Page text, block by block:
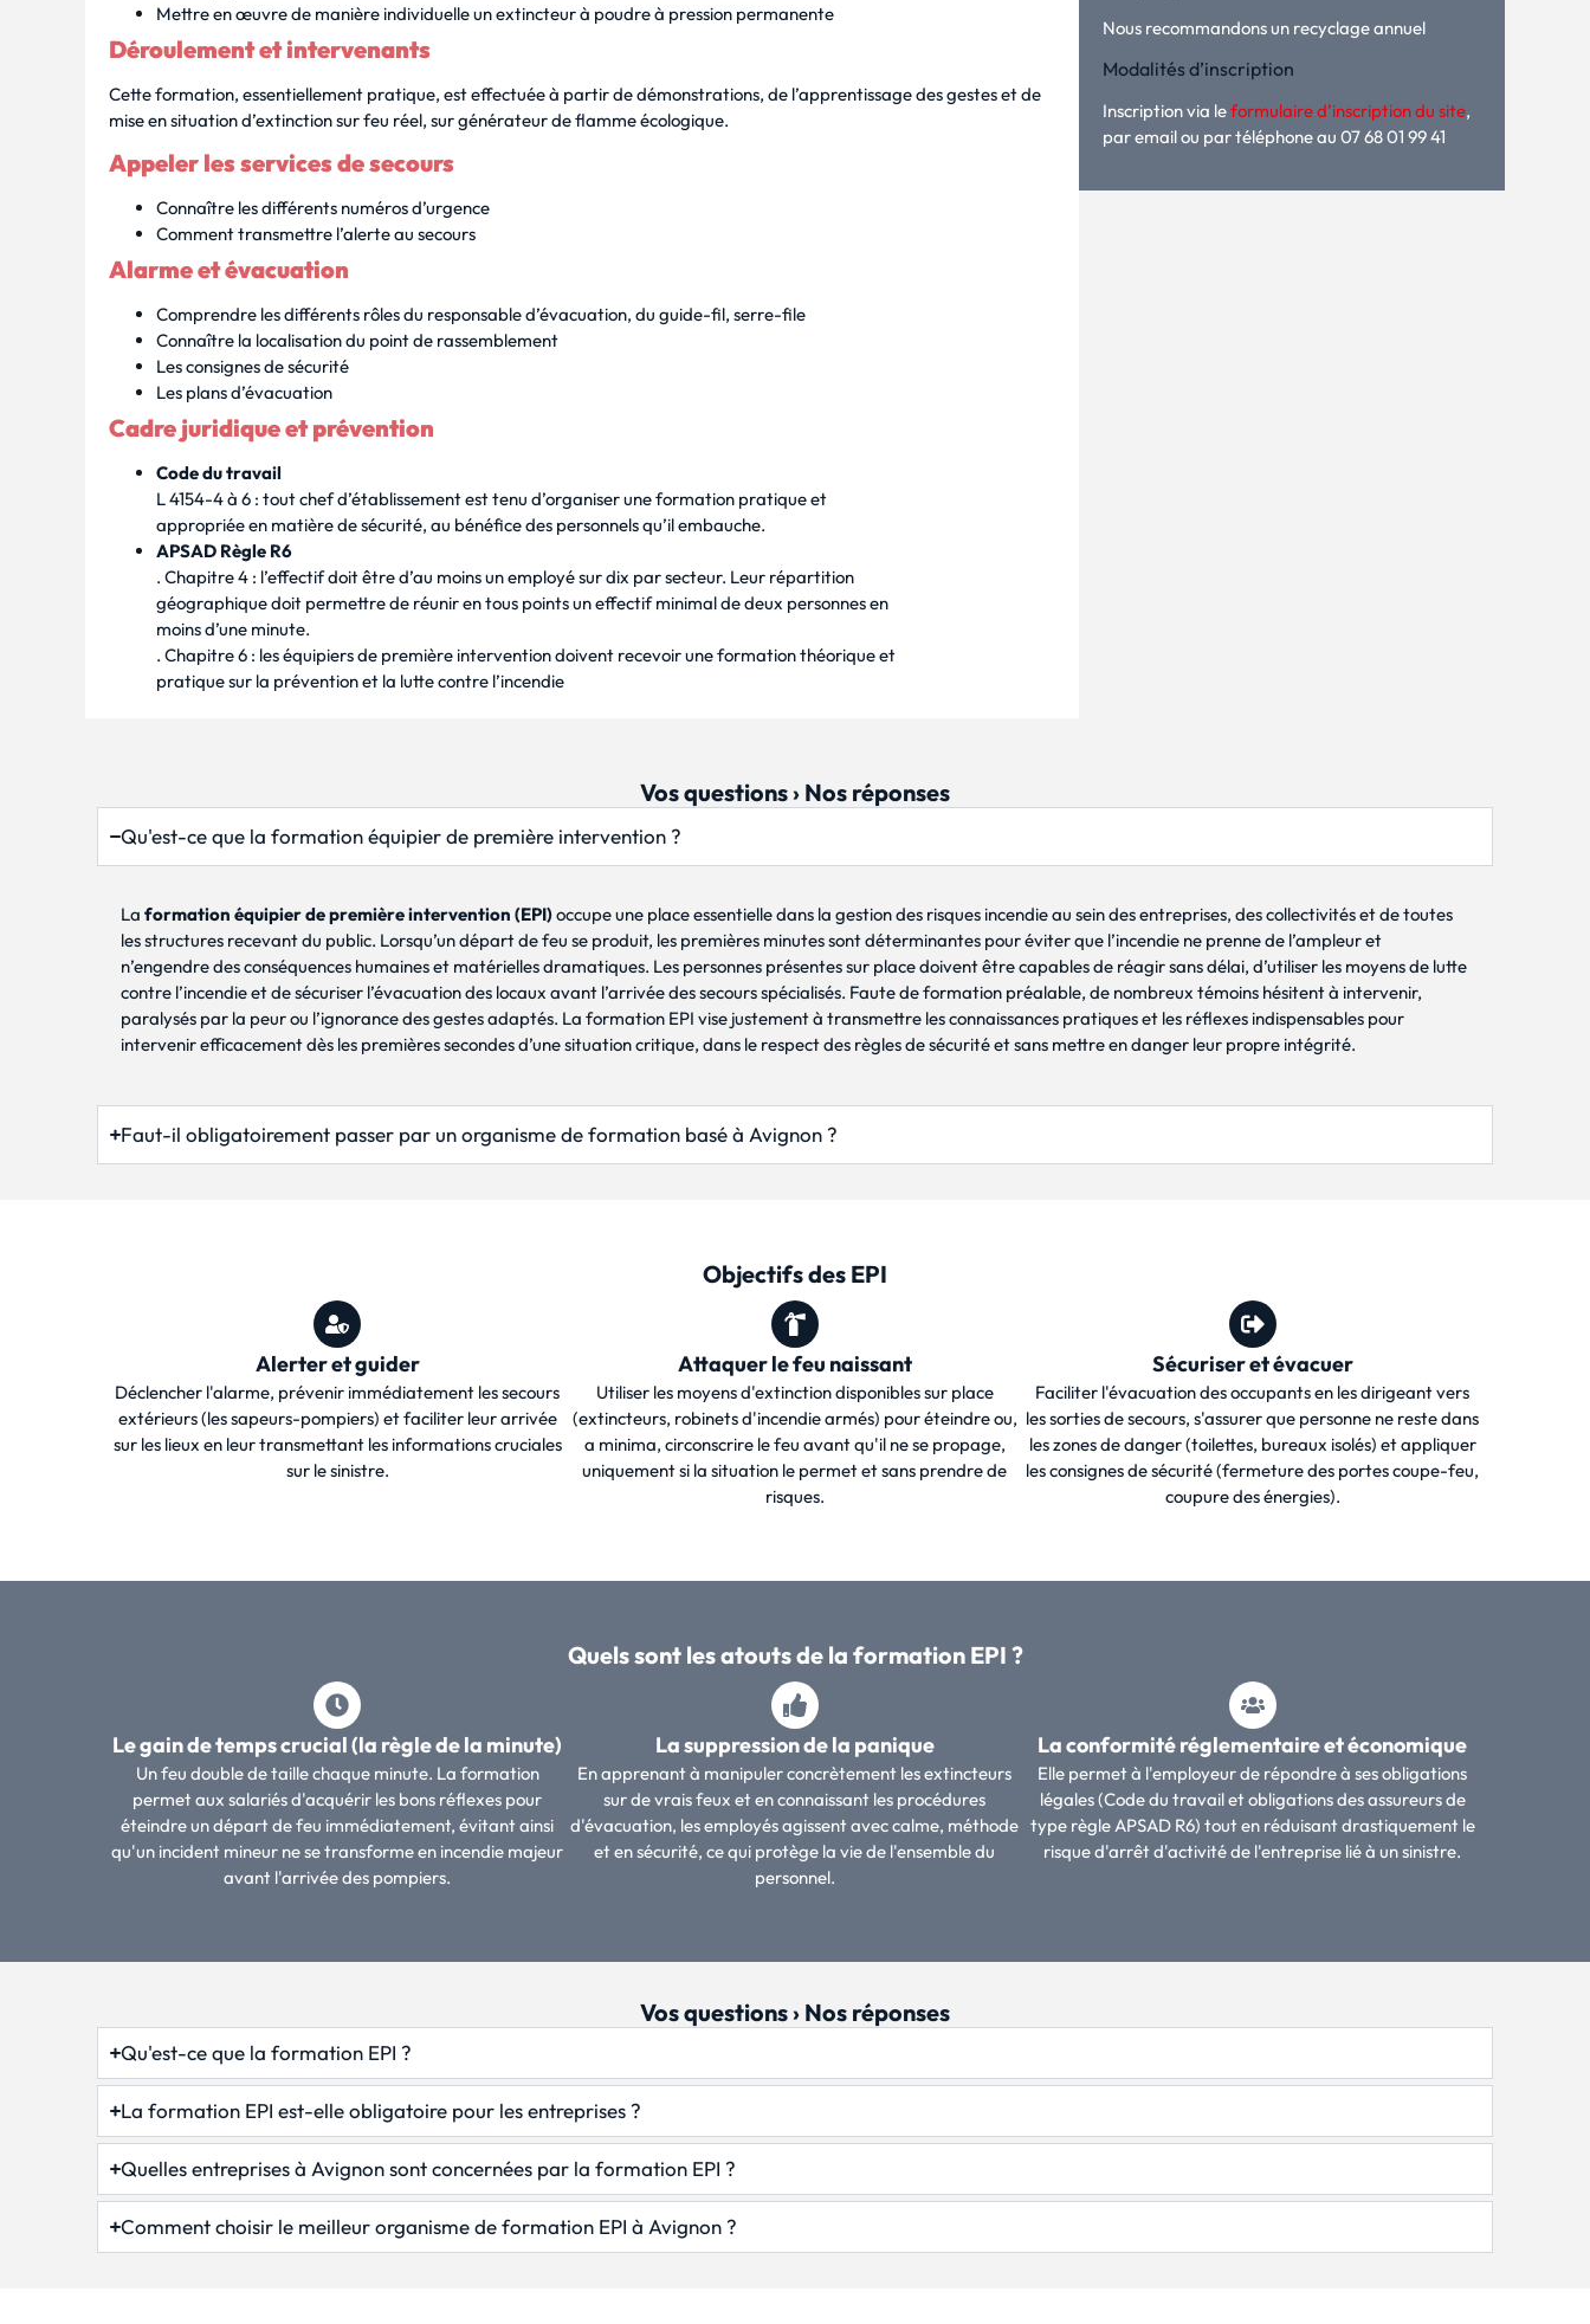
Mettre en œuvre de manière individuelle un extincteur à poudre à pression permanente
Déroulement et intervenants
Cette formation, essentiellement pratique, est effectuée à partir de démonstrations, de l’apprentissage des gestes et de
mise en situation d’extinction sur feu réel, sur générateur de flamme écologique.
Appeler les services de secours
Connaître les différents numéros d’urgence
Comment transmettre l’alerte au secours
Alarme et évacuation
Comprendre les différents rôles du responsable d’évacuation, du guide-fil, serre-file
Connaître la localisation du point de rassemblement
Les consignes de sécurité
Les plans d’évacuation
Cadre juridique et prévention
Code du travail
L 4154-4 à 6 : tout chef d’établissement est tenu d’organiser une formation pratique et
appropriée en matière de sécurité, au bénéfice des personnels qu’il embauche.
APSAD Règle R6
. Chapitre 4 : l’effectif doit être d’au moins un employé sur dix par secteur. Leur répartition
géographique doit permettre de réunir en tous points un effectif minimal de deux personnes en
moins d’une minute.
. Chapitre 6 : les équipiers de première intervention doivent recevoir une formation théorique et
pratique sur la prévention et la lutte contre l’incendie
Nous recommandons un recyclage annuel
Modalités d’inscription
Inscription via leformulaire d’inscription du site,
par email ou par téléphone au 07 68 01 99 41
Vos questions › Nos réponses
Qu'est-ce que la formation équipier de première intervention ?
La formation équipier de première intervention (EPI)occupe une place essentielle dans la gestion des risques incendie au sein des entreprises, des collectivités et de toutes
les structures recevant du public. Lorsqu’un départ de feu se produit, les premières minutes sont déterminantes pour éviter que l’incendie ne prenne de l’ampleur et
n’engendre des conséquences humaines et matérielles dramatiques. Les personnes présentes sur place doivent être capables de réagir sans délai, d’utiliser les moyens de lutte
contre l’incendie et de sécuriser l’évacuation des locaux avant l’arrivée des secours spécialisés. Faute de formation préalable, de nombreux témoins hésitent à intervenir,
paralysés par la peur ou l’ignorance des gestes adaptés. La formation EPI vise justement à transmettre les connaissances pratiques et les réflexes indispensables pour
intervenir efficacement dès les premières secondes d’une situation critique, dans le respect des règles de sécurité et sans mettre en danger leur propre intégrité.
Faut-il obligatoirement passer par un organisme de formation basé à Avignon ?
Objectifs des EPI
Alerter et guider
Déclencher l'alarme, prévenir immédiatement les secours
extérieurs (les sapeurs-pompiers) et faciliter leur arrivée
sur les lieux en leur transmettant les informations cruciales
sur le sinistre.
Attaquer le feu naissant
Utiliser les moyens d'extinction disponibles sur place
(extincteurs, robinets d'incendie armés) pour éteindre ou,
a minima, circonscrire le feu avant qu'il ne se propage,
uniquement si la situation le permet et sans prendre de
risques.
Sécuriser et évacuer
Faciliter l'évacuation des occupants en les dirigeant vers
les sorties de secours, s'assurer que personne ne reste dans
les zones de danger (toilettes, bureaux isolés) et appliquer
les consignes de sécurité (fermeture des portes coupe-feu,
coupure des énergies).
Quels sont les atouts de la formation EPI ?
Le gain de temps crucial (la règle de la minute)
Un feu double de taille chaque minute. La formation
permet aux salariés d'acquérir les bons réflexes pour
éteindre un départ de feu immédiatement, évitant ainsi
qu'un incident mineur ne se transforme en incendie majeur
avant l'arrivée des pompiers.
La suppression de la panique
En apprenant à manipuler concrètement les extincteurs
sur de vrais feux et en connaissant les procédures
d'évacuation, les employés agissent avec calme, méthode
et en sécurité, ce qui protège la vie de l'ensemble du
personnel.
La conformité réglementaire et économique
Elle permet à l'employeur de répondre à ses obligations
légales (Code du travail et obligations des assureurs de
type règle APSAD R6) tout en réduisant drastiquement le
risque d'arrêt d'activité de l'entreprise lié à un sinistre.
Vos questions › Nos réponses
Qu'est-ce que la formation EPI ?
La formation EPI est-elle obligatoire pour les entreprises ?
Quelles entreprises à Avignon sont concernées par la formation EPI ?
Comment choisir le meilleur organisme de formation EPI à Avignon ?